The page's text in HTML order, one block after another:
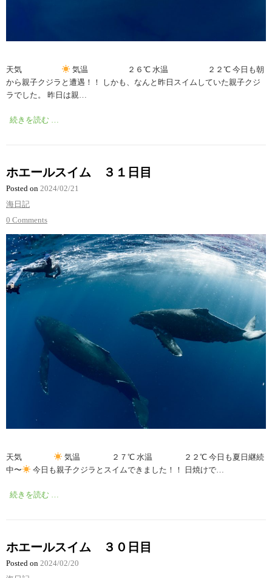
天気
気温 ２６℃ 水温 ２２℃ 今日も朝
から親子クジラと遭遇！！ しかも、なんと昨日スイムしていた親子クジ
ラでした。 昨日は親…
続きを読む …
ホエールスイム ３１日目
Posted on 2024/02/21
海日記
0 Comments
天気
気温 ２７℃ 水温 ２２℃ 今日も夏日継続
中〜
今日も親子クジラとスイムできました！！ 日焼けで…
続きを読む …
ホエールスイム ３０日目
Posted on 2024/02/20